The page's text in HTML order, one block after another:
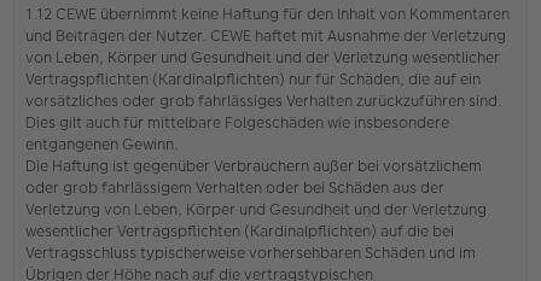
1.12 CEWE übernimmt keine Haftung für den Inhalt von Kommentaren
und Beiträgen der Nutzer. CEWE haftet mit Ausnahme der Verletzung
von Leben, Körper und Gesundheit und der Verletzung wesentlicher
Vertragspflichten (Kardinalpflichten) nur für Schäden, die auf ein
vorsätzliches oder grob fahrlässiges Verhalten zurückzuführen sind.
Dies gilt auch für mittelbare Folgeschäden wie insbesondere
entgangenen Gewinn.
Die Haftung ist gegenüber Verbrauchern außer bei vorsätzlichem
oder grob fahrlässigem Verhalten oder bei Schäden aus der
Verletzung von Leben, Körper und Gesundheit und der Verletzung
wesentlicher Vertragspflichten (Kardinalpflichten) auf die bei
Vertragsschluss typischerweise vorhersehbaren Schäden und im
Übrigen der Höhe nach auf die vertragstypischen